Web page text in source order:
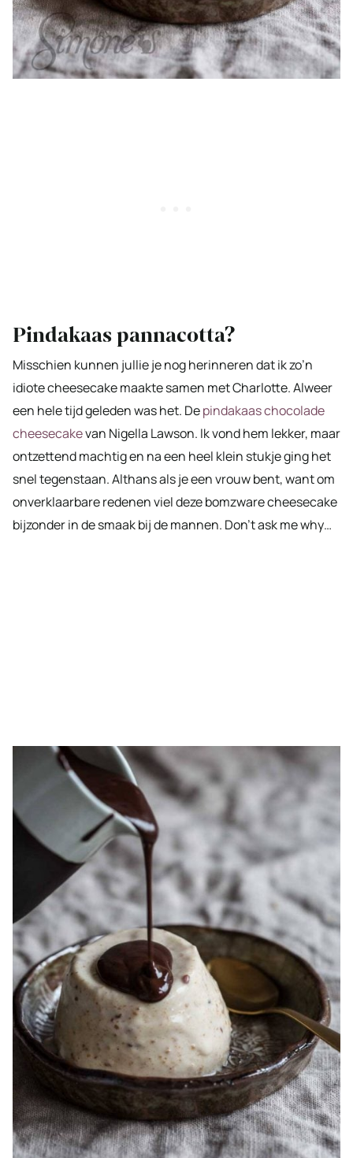
Pindakaas pannacotta?
Misschien kunnen jullie je nog herinneren dat ik zo’n
idiote cheesecake maakte samen met Charlotte. Alweer
een hele tijd geleden was het. Depindakaas chocolade
cheesecakevan Nigella Lawson. Ik vond hem lekker, maar
ontzettend machtig en na een heel klein stukje ging het
snel tegenstaan. Althans als je een vrouw bent, want om
onverklaarbare redenen viel deze bomzware cheesecake
bijzonder in de smaak bij de mannen. Don’t ask me why…